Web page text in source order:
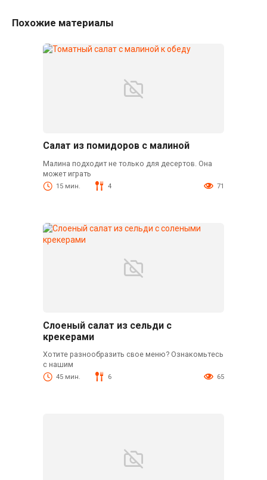
Похожие материалы
Салат из помидоров с малиной
Малина подходит не только для десертов. Она
может играть
15 мин. 4 71
Слоеный салат из сельди с
крекерами
Хотите разнообразить свое меню? Ознакомьтесь
с нашим
45 мин. 6 65